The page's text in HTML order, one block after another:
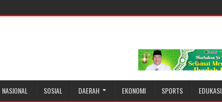
NASIONAL SOSIAL DAERAH EKONOMI SPORTS EDUKASI